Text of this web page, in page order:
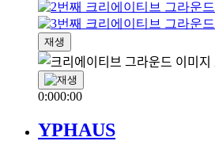
재생
0:000:00
YPHAUS